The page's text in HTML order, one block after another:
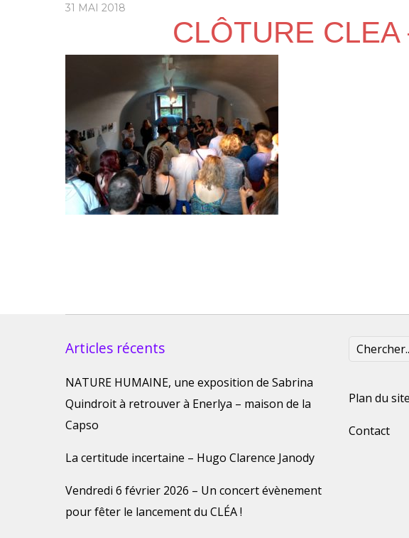
31 MAI 2018
CLÔTURE
Articles récents
NATURE HUMAINE, une exposition de Sabrina
Quindroit à retrouver à Enerlya – maison de la
Capso
La certitude incertaine – Hugo Clarence Janody
Vendredi 6 février 2026 – Un concert évènement
pour fêter le lancement du CLÉA !
Plan du site
Contact